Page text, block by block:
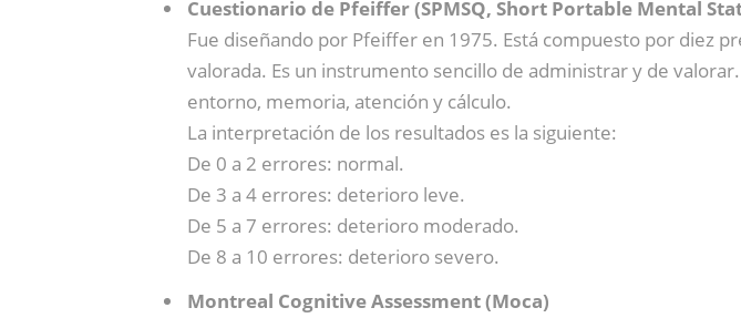
Cuestionario de Pfeiffer (SPMSQ, Short Portable Mental
Fue diseñando por Pfeiffer en 1975. Está compuesto por diez
valorada. Es un instrumento sencillo de administrar y de
entorno, memoria, atención y cálculo.
La interpretación de los resultados es la siguiente:
De 0 a 2 errores: normal.
De 3 a 4 errores: deterioro leve.
De 5 a 7 errores: deterioro moderado.
De 8 a 10 errores: deterioro severo.
Montreal Cognitive Assessment (Moca)